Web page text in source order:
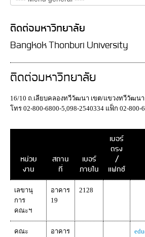
ติดต่อมหาวิทยาลัย
Bangkok Thonburi University
ติดต่อมหาวิทยาลัย
16/10 ถ.เลียบคลองทวีวัฒนา เขต/แขวงทวีวัฒน
โทร 02-800-6800-5,098-2540334 แฟ็ก 02-800-
หน่วย
งาน
สถาน
ที่
เบอร์
ภายใน
เบอร์
ตรง
/
แฟกซ์
เลขานุ
การ
คณะฯ
อาคาร
19
2128
คณะ
อาคาร